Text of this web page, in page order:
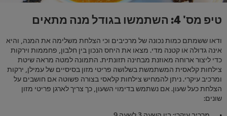
טיפ מס' 4: השתמשו בגודל מנה מתאים
ודאו ששמתם כמות נכונה של מרכיבים וכי הצלחת משלימה את המנה, והיא
אינה גדולה או קטנה מדי. מצאו את היחס הנכון בין חלבון, פחממות וירקות
כדי ליצור ארוחה מאוזנת מבחינה תזונתית. התמונה למטה מראה שיטת
צילחות קלאסית המשתמשת בשלושה פריטי מזון בסיסיים של עמילן, ירקות
ומרכיב עיקרי. ניתן להמחיש צילחות קלאסי בצורה פשוטה אם חושבים על
הצלחת כעל שעון. אם נשתמש בדימוי השעון, כך צריך לארגן פריטי מזון
שונים: